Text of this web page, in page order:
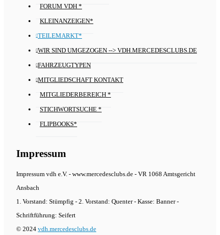
FORUM VDH *
KLEINANZEIGEN*
TEILEMARKT*
WIR SIND UMGEZOGEN --> VDH.MERCEDESCLUBS.DE
FAHRZEUGTYPEN
MITGLIEDSCHAFT KONTAKT
MITGLIEDERBEREICH *
STICHWORTSUCHE *
FLIPBOOKS*
Impressum
Impressum vdh e.V. - www.mercedesclubs.de - VR 1068 Amtsgericht
Ansbach
1. Vorstand: Stümpfig - 2. Vorstand: Quenter - Kasse: Banner -
Schriftführung: Seifert
© 2024 vdh.mercedesclubs.de